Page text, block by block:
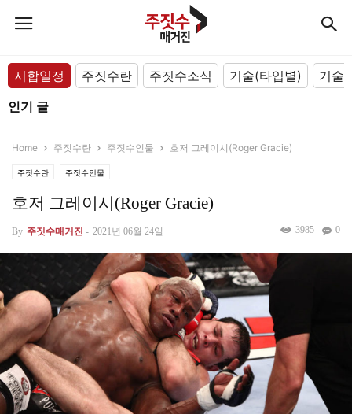
시합일정 주짓수란 주짓수소식 기술(타입별)
기술
인기 글
Home 주짓수란 주짓수인물 호저 그레이시(Roger Gracie)
주짓수란 주짓수인물
호저 그레이시(Roger Gracie)
By 주짓수매거진 - 2021년 06월 24일 0
3985